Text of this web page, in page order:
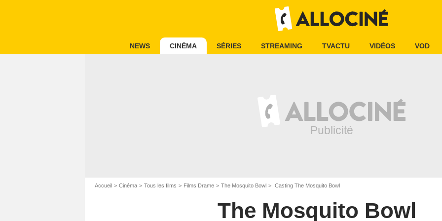
NEWS CINÉMA SÉRIES STREAMING TVACTU VIDÉOS VOD
Accueil Cinéma Tous les films Films Drame The Mosquito Bowl Casting The Mosquito Bowl
The Mosquito Bowl